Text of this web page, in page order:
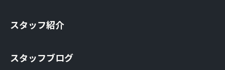
スタッフ紹介
スタッフブログ